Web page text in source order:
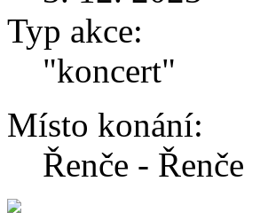
Typ akce:
"koncert"
Místo konání:
Řenče - Řenče